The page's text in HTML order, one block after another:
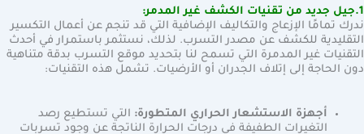
1.جيل جديد من تقنيات الكشف غير المدمر:
ندرك تمامًا الإزعاج والتكاليف الإضافية التي قد تنجم عن أعمال التكسير
التقليدية للكشف عن مصدر التسرب. لذلك، نستثمر باستمرار في أحدث
التقنيات غير المدمرة التي تسمح لنا بتحديد موقع التسرب بدقة متناهية
دون الحاجة إلى إتلاف الجدران أو الأرضيات. تشمل هذه التقنيات:
أجهزة الاستشعار الحراري المتطورة: التي تستطيع رصد
التغيرات الطفيفة في درجات الحرارة الناتجة عن وجود تسربات